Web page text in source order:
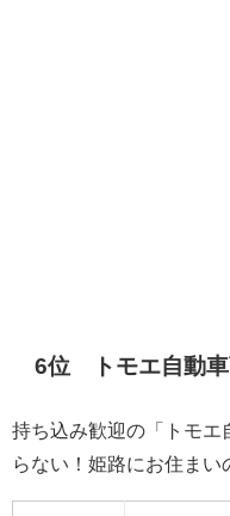
6位 トモエ自動
持ち込み歓迎の「トモエ
らない！姫路にお住まい